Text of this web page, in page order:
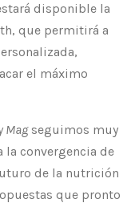
disponible la
que permitirá a
el máximo
Magseguimos muy
la convergencia de
de la nutrición
que pronto